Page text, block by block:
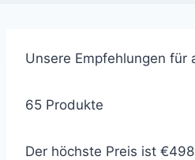
Unsere Empfehlungen für
65 Produkte
Der höchste Preis ist